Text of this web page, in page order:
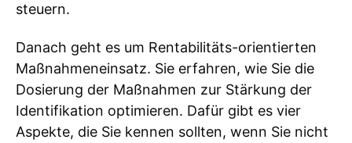
steuern.
Danach geht es um Rentabilitäts-orientierten
Maßnahmeneinsatz. Sie erfahren, wie Sie die
Dosierung der Maßnahmen zur Stärkung der
Identifikation optimieren. Dafür gibt es vier
Aspekte, die Sie kennen sollten, wenn Sie nicht